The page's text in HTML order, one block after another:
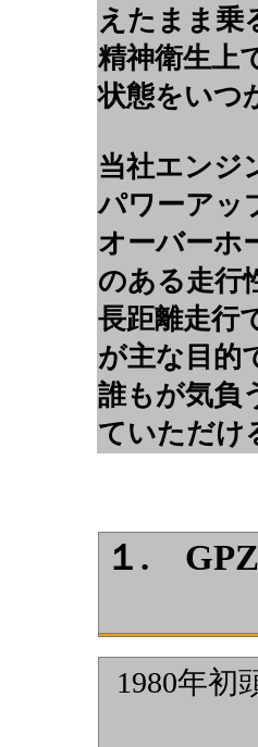
えたまま乗
精神衛生上
状態をいつ
当社エンジ
パワーアッ
オーバー
のある走行
長距離走行
が主な目的
誰もが気負
ていただけ
１.
1980年初